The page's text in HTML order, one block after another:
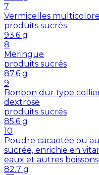
7
Vermicelles
produits sucrés
93.6 g
8
Meringue
produits sucrés
87.6 g
9
Bonbon dur type
dextrose
produits sucrés
85.6 g
10
Poudre cacaotée ou
sucrée, enrichie en
eaux et autres boissons
82.7 g